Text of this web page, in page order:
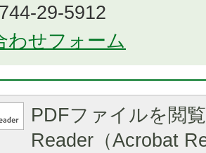
29-5912
わせフォーム
PDFファイルを閲
Reader（Acrobat